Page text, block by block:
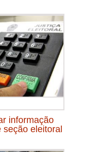
informação
seção eleitoral